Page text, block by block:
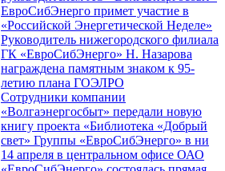
ЕвроСибЭнерго примет участие в
«Российской Энергетической Неделе»
Руководитель нижегородского филиала
ГК «ЕвроСибЭнерго» Н. Назарова
награждена памятным знаком к 95-
летию плана ГОЭЛРО
Сотрудники компании
«Волгаэнергосбыт» передали новую
книгу проекта «Библиотека «Добрый
свет» Группы «ЕвроСибЭнерго» в ни
14 апреля в центральном офисе ОАО